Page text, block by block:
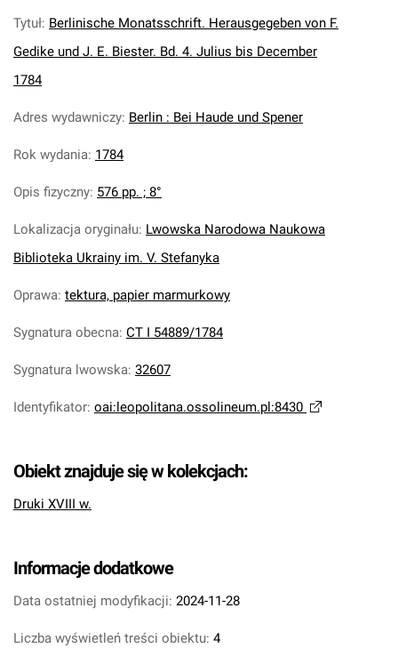
Tytuł: Berlinische Monatsschrift. Herausgegeben von F.
Gedike und J. E. Biester. Bd. 4. Julius bis December
1784
Adres wydawniczy: Berlin : Bei Haude und Spener
Rok wydania: 1784
Opis fizyczny: 576 pp. ; 8°
Lokalizacja oryginału: Lwowska Narodowa Naukowa
Biblioteka Ukrainy im. V. Stefanyka
Oprawa: tektura, papier marmurkowy
Sygnatura obecna: CT I 54889/1784
Sygnatura lwowska: 32607
Identyfikator: oai:leopolitana.ossolineum.pl:8430
Obiekt znajduje się w kolekcjach:
Druki XVIII w.
Informacje dodatkowe
Data ostatniej modyfikacji: 2024-11-28
Liczba wyświetleń treści obiektu: 4